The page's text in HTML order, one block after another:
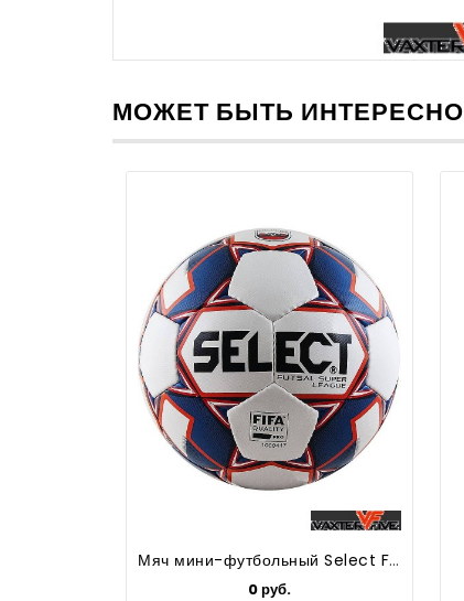
МОЖЕТ БЫТЬ ИНТЕРЕСНО
Мяч мини-футбольный Select Futsal Super
0 руб.